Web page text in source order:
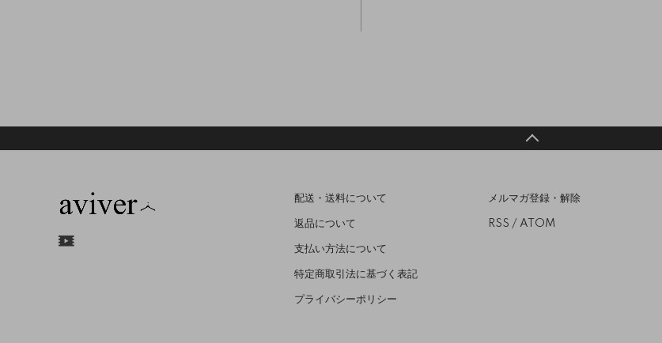
配送・送料について
返品について
支払い方法について
特定商取引法に基づく表記
プライバシーポリシー
メルマガ登録・解除
RSS / ATOM